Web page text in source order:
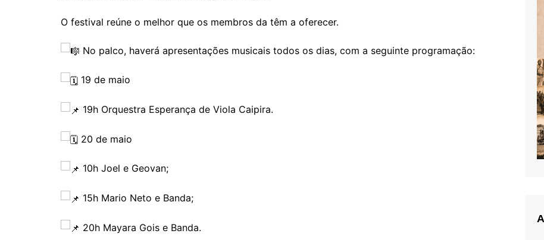
O festival reúne o melhor que os membros da têm a oferecer.
No palco, haverá apresentações musicais todos os dias, com a seguinte programação:
19 de maio
19h Orquestra Esperança de Viola Caipira.
20 de maio
10h Joel e Geovan;
15h Mario Neto e Banda;
20h Mayara Gois e Banda.